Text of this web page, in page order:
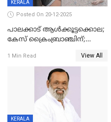
KERALA
Posted On 20-12-2025
പാലക്കാട് ആൾക്കൂട്ടക്കൊല;
കേസ് ക്രൈംബ്രാഞ്ചിന്;
അന്വേഷിക്കും
1 Min Read View All
KERALA